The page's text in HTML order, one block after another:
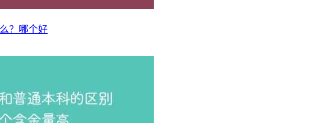
位证书 结业证书
于个人需求和目标。
是不错的选择；若你希望系统学习另一专业，增强跨领域能力，辅修专
？哪个好